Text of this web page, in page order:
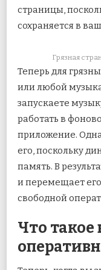
страницы,
сохраняется в
Грязная
Теперь для
или любой
запускаете
работать в
приложение.
его, поскольку
память. В
и перемещает его
свободной
Что такое